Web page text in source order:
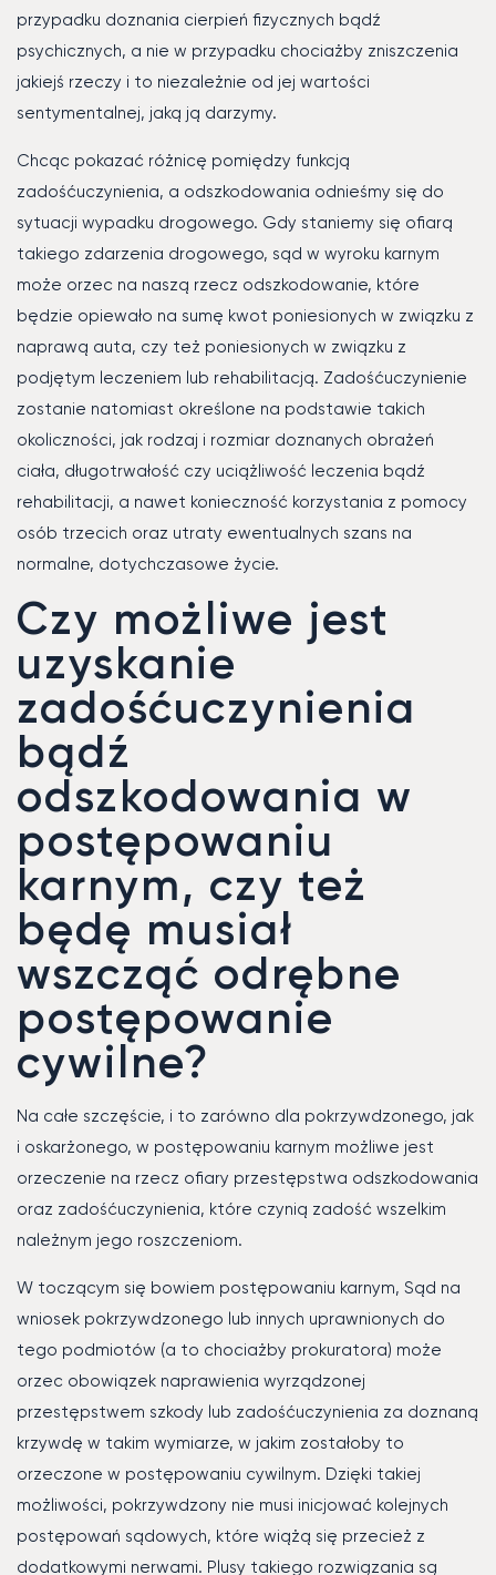
przypadku doznania cierpień fizycznych bądź
psychicznych, a nie w przypadku chociażby zniszczenia
jakiejś rzeczy i to niezależnie od jej wartości
sentymentalnej, jaką ją darzymy.
Chcąc pokazać różnicę pomiędzy funkcją
zadośćuczynienia, a odszkodowania odnieśmy się do
sytuacji wypadku drogowego. Gdy staniemy się ofiarą
takiego zdarzenia drogowego, sąd w wyroku karnym
może orzec na naszą rzecz odszkodowanie, które
będzie opiewało na sumę kwot poniesionych w związku z
naprawą auta, czy też poniesionych w związku z
podjętym leczeniem lub rehabilitacją. Zadośćuczynienie
zostanie natomiast określone na podstawie takich
okoliczności, jak rodzaj i rozmiar doznanych obrażeń
ciała, długotrwałość czy uciążliwość leczenia bądź
rehabilitacji, a nawet konieczność korzystania z pomocy
osób trzecich oraz utraty ewentualnych szans na
normalne, dotychczasowe życie.
Czy możliwe jest
uzyskanie
zadośćuczynienia
bądź
odszkodowania w
postępowaniu
karnym, czy też
będę musiał
wszcząć odrębne
postępowanie
cywilne?
Na całe szczęście, i to zarówno dla pokrzywdzonego, jak
i oskarżonego, w postępowaniu karnym możliwe jest
orzeczenie na rzecz ofiary przestępstwa odszkodowania
oraz zadośćuczynienia, które czynią zadość wszelkim
należnym jego roszczeniom.
W toczącym się bowiem postępowaniu karnym, Sąd na
wniosek pokrzywdzonego lub innych uprawnionych do
tego podmiotów (a to chociażby prokuratora) może
orzec obowiązek naprawienia wyrządzonej
przestępstwem szkody lub zadośćuczynienia za doznaną
krzywdę w takim wymiarze, w jakim zostałoby to
orzeczone w postępowaniu cywilnym. Dzięki takiej
możliwości, pokrzywdzony nie musi inicjować kolejnych
postępowań sądowych, które wiążą się przecież z
dodatkowymi nerwami. Plusy takiego rozwiązania są